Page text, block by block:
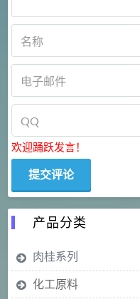
欢迎踊跃发言！
产品分类
肉桂系列
化工原料